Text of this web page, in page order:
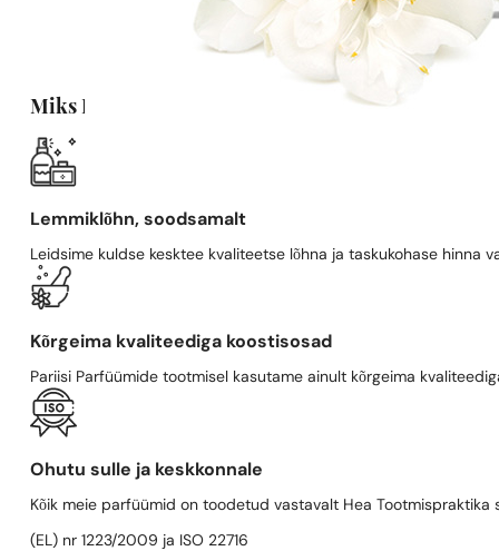
Miks Pariisi Parfüümid?
Lemmiklõhn, soodsamalt
Leidsime kuldse kesktee kvaliteetse lõhna ja taskukohase hinna
Kõrgeima kvaliteediga koostisosad
Pariisi Parfüümide tootmisel kasutame ainult kõrgeima
Ohutu sulle ja keskkonnale
Kõik meie parfüümid on toodetud vastavalt Hea Tootmispraktika
(EL) nr 1223/2009 ja ISO 22716